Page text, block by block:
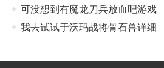
可没想到有魔龙刀兵放血吧游戏
我去试试于沃玛战将骨石兽详细